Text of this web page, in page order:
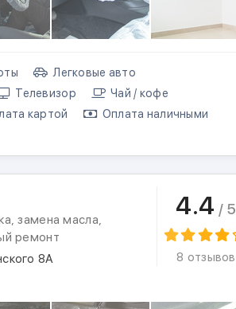
Легковые авто
Телевизор
Чай / кофе
картой
Оплата наличными
замена масла,
ремонт
8А
4.4 / 5
8 отзывов